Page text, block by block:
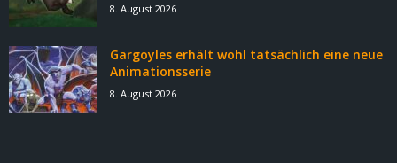
8. August 2026
Gargoyles erhält wohl tatsächlich eine neue
Animationsserie
8. August 2026